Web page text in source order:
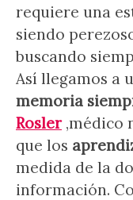
requiere una
siendo
buscando
Así llegamos a
memoria
Rosler ,médico
que los
medida de la
información.